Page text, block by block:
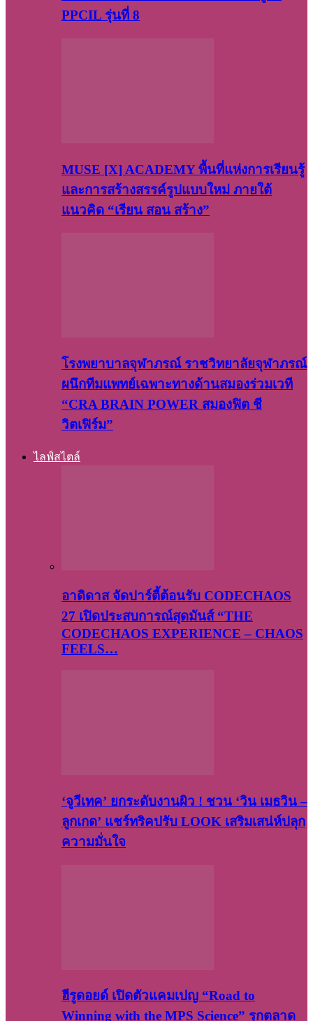
PPCIL รุ่นที่ 8
MUSE [X] ACADEMY พื้นที่แห่งการเรียนรู้
และการสร้างสรรค์รูปแบบใหม่ ภายใต้
แนวคิด “เรียน สอน สร้าง”
โรงพยาบาลจุฬาภรณ์ ราชวิทยาลัยจุฬาภรณ์
ผนึกทีมแพทย์เฉพาะทางด้านสมองร่วมเวที
“CRA BRAIN POWER สมองฟิต ชี
วิตเฟิร์ม”
ไลฟ์สไตล์
อาดิดาส จัดปาร์ตี้ต้อนรับ CODECHAOS
27 เปิดประสบการณ์สุดมันส์ “THE
CODECHAOS EXPERIENCE – CHAOS
FEELS…
‘จูวีเทค’ ยกระดับงานผิว ! ชวน ‘วิน เมธวิน –
ลูกเกด’ แชร์ทริคปรับ LOOK เสริมเสน่ห์ปลุก
ความมั่นใจ
ฮีรูดอยด์ เปิดตัวแคมเปญ “Road to
Winning with the MPS Science” รุกตลาด